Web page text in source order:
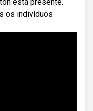
está presente.
os indivíduos